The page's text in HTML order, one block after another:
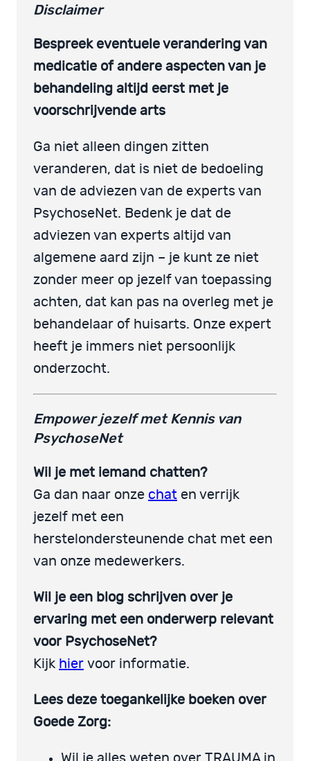
Disclaimer
Bespreek eventuele verandering van
medicatie of andere aspecten van je
behandeling altijd eerst met je
voorschrijvende arts
Ga niet alleen dingen zitten
veranderen, dat is niet de bedoeling
van de adviezen van de experts van
PsychoseNet. Bedenk je dat de
adviezen van experts altijd van
algemene aard zijn – je kunt ze niet
zonder meer op jezelf van toepassing
achten, dat kan pas na overleg met je
behandelaar of huisarts. Onze expert
heeft je immers niet persoonlijk
onderzocht.
Empower jezelf met Kennis van
PsychoseNet
Wil je met iemand chatten?
Ga dan naar onze chat en verrijk
jezelf met een
herstelondersteunende chat met een
van onze medewerkers.
Wil je een blog schrijven over je
ervaring met een onderwerp relevant
voor PsychoseNet?
Kijk hier voor informatie.
Lees deze toegankelijke boeken over
Goede Zorg:
Wil je alles weten over TRAUMA in